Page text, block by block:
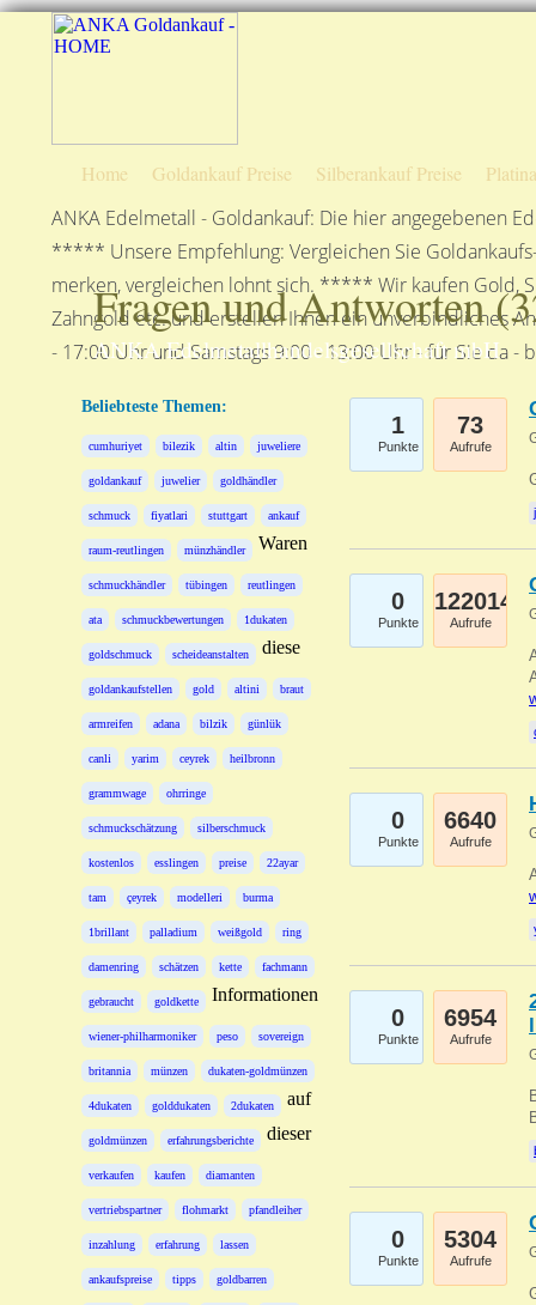
Home Goldankauf Preise Silberankauf Preise
ANKA Edelmetall - Goldankauf: Die hier angegebenen
***** Unsere Empfehlung: Vergleichen Sie
merken, vergleichen lohnt sich. ***** Wir kaufen Gold,
Zahngold etc. und erstellen Ihnen ein unverbindliches
- 17:00 Uhr und Samstags 9:00 - 13:00 Uhr - für Sie
Fragen und Antworten (
ANKA Edelmetallhandelsgesellschaft mbH
Beliebteste Themen:
cumhuriyet bilezik altin juweliere
goldankauf juwelier goldhändler
schmuck fiyatlari stuttgart ankauf
raum-reutlingen münzhändler
schmuckhändler tübingen reutlingen
ata schmuckbewertungen 1dukaten
goldschmuck scheideanstalten
goldankaufstellen gold altini braut
armreifen adana bilzik günlük
canli yarim ceyrek heilbronn
grammwage ohrringe
schmuckschätzung silberschmuck
kostenlos esslingen preise 22ayar
tam çeyrek modelleri burma
1brillant palladium weißgold ring
damenring schätzen kette fachmann
gebraucht goldkette
wiener-philharmoniker peso sovereign
britannia münzen dukaten-goldmünzen
4dukaten golddukaten 2dukaten
goldmünzen erfahrungsberichte
verkaufen kaufen diamanten
vertriebspartner flohmarkt pfandleiher
inzahlung erfahrung lassen
ankaufspreise tipps goldbarren
Waren
diese
Informationen
auf
dieser
1
Punkte
73
Aufrufe
0
Punkte
122014
Aufrufe
0
Punkte
6640
Aufrufe
0
Punkte
6954
Aufrufe
0
Punkte
5304
Aufrufe